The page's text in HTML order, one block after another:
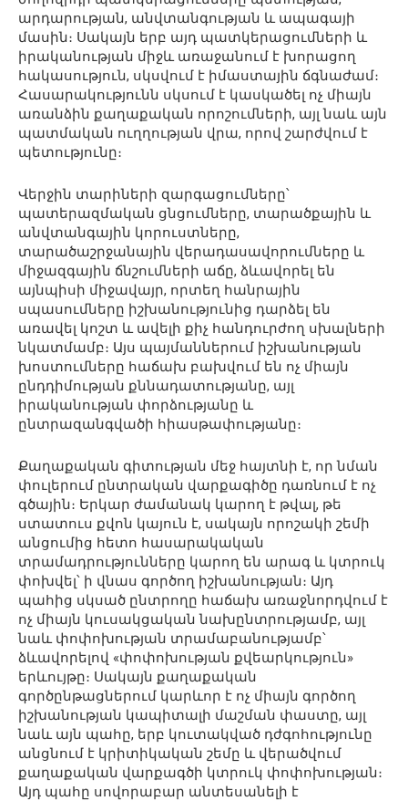
արդարության, անվտանգության և ապագայի
մասին։ Սակայն երբ այդ պատկերացումների և
իրականության միջև առաջանում է խորացող
հակասություն, սկսվում է իմաստային ճգնաժամ։
Հասարակությունն սկսում է կասկածել ոչ միայն
առանձին քաղաքական որոշումների, այլ նաև այն
պատմական ուղղության վրա, որով շարժվում է
պետությունը։
Վերջին տարիների զարգացումները՝
պատերազմական ցնցումները, տարածքային և
անվտանգային կորուստները,
տարածաշրջանային վերադասավորումները և
միջազգային ճնշումների աճը, ձևավորել են
այնպիսի միջավայր, որտեղ հանրային
սպասումները իշխանությունից դարձել են
առավել կոշտ և ավելի քիչ հանդուրժող սխալների
նկատմամբ։ Այս պայմաններում իշխանության
խոստումները հաճախ բախվում են ոչ միայն
ընդդիմության քննադատությանը, այլ
իրականության փորձությանը և
ընտրազանգվածի հիասթափությանը։
Քաղաքական գիտության մեջ հայտնի է, որ նման
փուլերում ընտրական վարքագիծը դառնում է ոչ
գծային։ Երկար ժամանակ կարող է թվալ, թե
ստատուս քվոն կայուն է, սակայն որոշակի շեմի
անցումից հետո հասարակական
տրամադրությունները կարող են արագ և կտրուկ
փոխվել՝ ի վնաս գործող իշխանության։ Այդ
պահից սկսած ընտրողը հաճախ առաջնորդվում է
ոչ միայն կուսակցական նախընտրությամբ, այլ
նաև փոփոխության տրամաբանությամբ՝
ձևավորելով «փոփոխության քվեարկություն»
երևույթը։ Սակայն քաղաքական
գործընթացներում կարևոր է ոչ միայն գործող
իշխանության կապիտալի մաշման փաստը, այլ
նաև այն պահը, երբ կուտակված դժգոհությունը
անցնում է կրիտիկական շեմը և վերածվում
քաղաքական վարքագծի կտրուկ փոփոխության։
Այդ պահը սովորաբար անտեսանելի է